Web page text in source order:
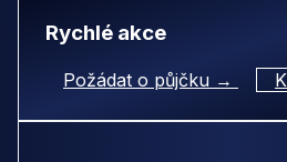
Rychlé akce
Požádat o půjčku →